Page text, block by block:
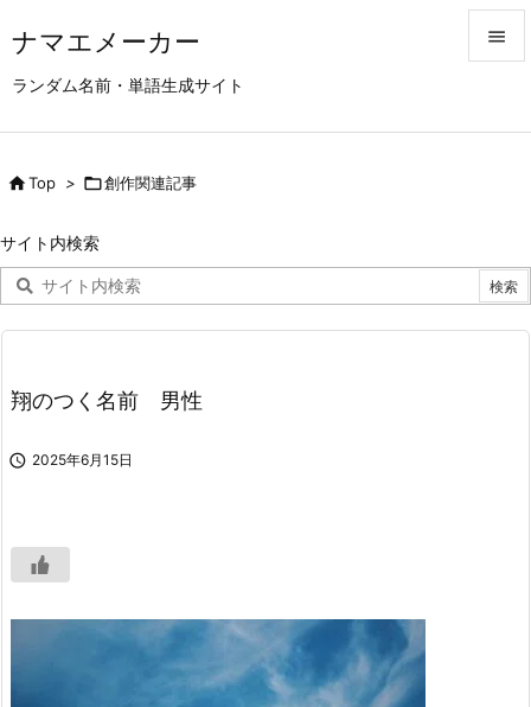
ナマエメーカー
ランダム名前・単語生成サイト


次へ

Top > 創作関連記事
サイト内検索
翔のつく名前 男性
 2025年6月15日